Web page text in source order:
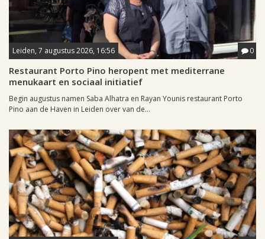
Leiden, 7 augustus 2026, 16:56 0
Restaurant Porto Pino heropent met mediterrane
menukaart en sociaal initiatief
Begin augustus namen Saba Alhatra en Rayan Younis restaurant Porto
Pino aan de Haven in Leiden over van de...